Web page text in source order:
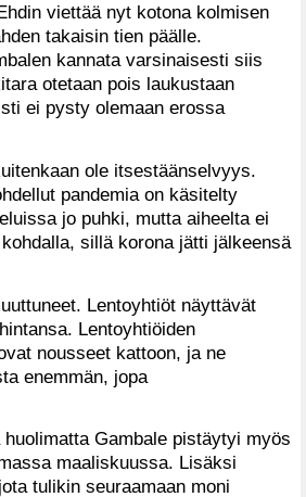
viettää nyt kotona kolmisen
takaisin tien päälle.
kannata varsinaisesti siis
otetaan pois laukustaan
ei pysty olemaan erossa
ole itsestäänselvyys.
pandemia on käsitelty
jo puhki, mutta aiheelta ei
sillä korona jätti jälkeensä
Lentoyhtiöt näyttävät
Lentoyhtiöiden
nousseet kattoon, ja ne
enemmän, jopa
Gambale pistäytyi myös
maaliskuussa. Lisäksi
tulikin seuraamaan moni